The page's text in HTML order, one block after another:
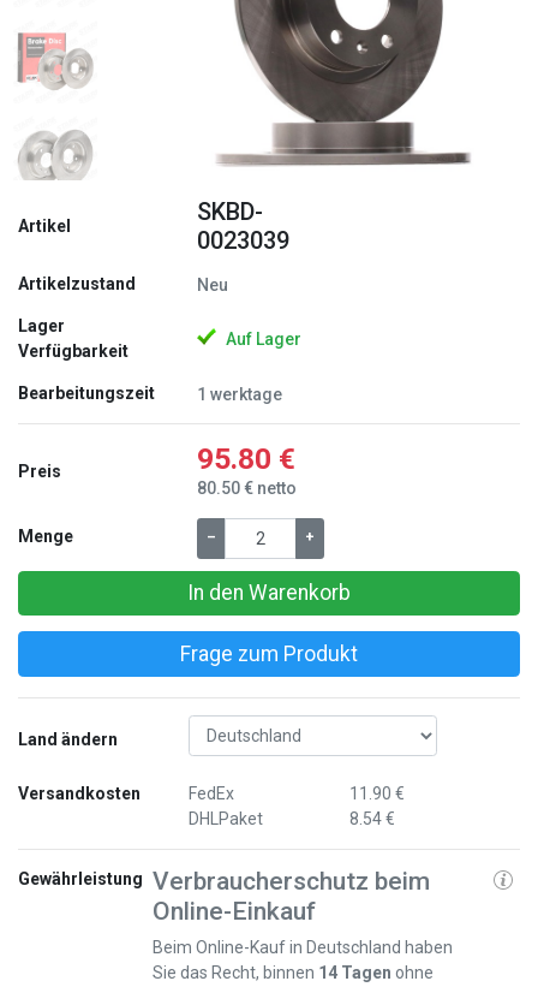
Artikel
SKBD-
0023039
Artikelzustand Neu
Lager
Verfügbarkeit
Auf Lager
Bearbeitungszeit 1 werktage
Preis 95.80 €
80.50 € netto
Menge – +
In den Warenkorb
Frage zum Produkt
Land ändern
Versandkosten
FedEx
DHLPaket
11.90 €
8.54 €
Gewährleistung Verbraucherschutz beim
Online-Einkauf
Beim Online-Kauf in Deutschland haben
Sie das Recht, binnen 14 Tagen ohne